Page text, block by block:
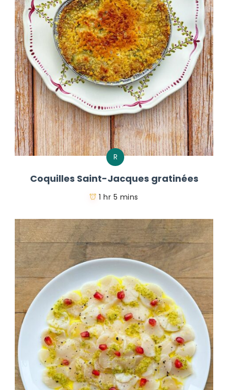
R
Coquilles Saint-Jacques gratinées
1 hr 5 mins